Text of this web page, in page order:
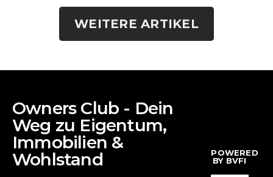
WEITERE ARTIKEL
Owners Club - Dein
Weg zu Eigentum,
Immobilien &
Wohlstand
POWERED
BY BVFI